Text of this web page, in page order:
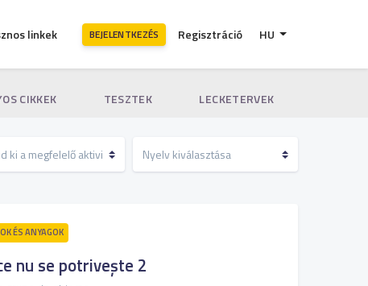
linkek BEJELENTKEZÉS Regisztráció HU
CIKKEK TESZTEK LECKETERVEK
ÉS ANYAGOK
nu se potrivește 2